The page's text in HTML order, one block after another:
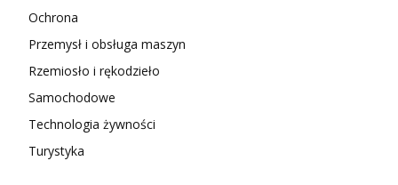
Ochrona
Przemysł i obsługa maszyn
Rzemiosło i rękodzieło
Samochodowe
Technologia żywności
Turystyka